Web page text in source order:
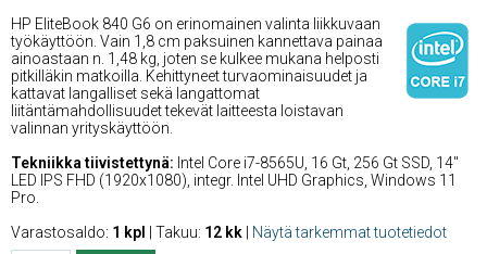
HP EliteBook 840 G6 on erinomainen valinta liikkuvaan
työkäyttöön. Vain 1,8 cm paksuinen kannettava painaa
ainoastaan n. 1,48 kg, joten se kulkee mukana helposti
pitkilläkin matkoilla. Kehittyneet turvaominaisuudet ja
kattavat langalliset sekä langattomat
liitäntämahdollisuudet tekevät laitteesta loistavan
valinnan yrityskäyttöön.
Tekniikka tiivistettynä: Intel Core i7-8565U, 16 Gt, 256 Gt SSD, 14''
LED IPS FHD (1920x1080), integr. Intel UHD Graphics, Windows 11
Pro.
Varastosaldo: 1 kpl | Takuu: 12 kk Näytä tarkemmat tuotetiedot